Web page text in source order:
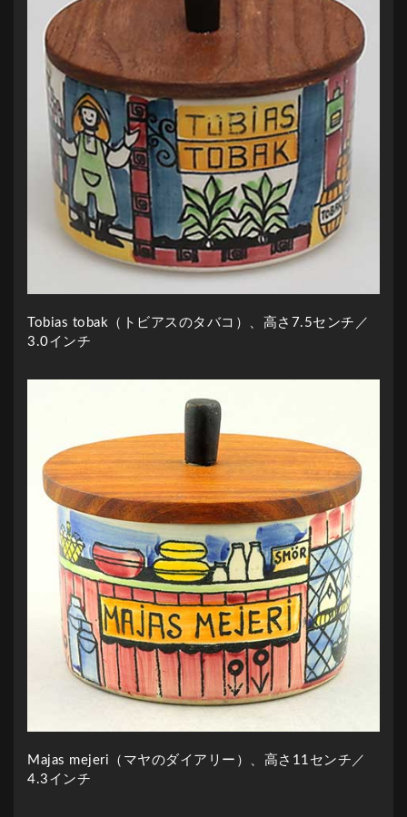
Tobias tobak（トビアスのタバコ）、高さ7.5センチ／
3.0インチ
Majas mejeri（マヤのダイアリー）、高さ11センチ／
4.3インチ